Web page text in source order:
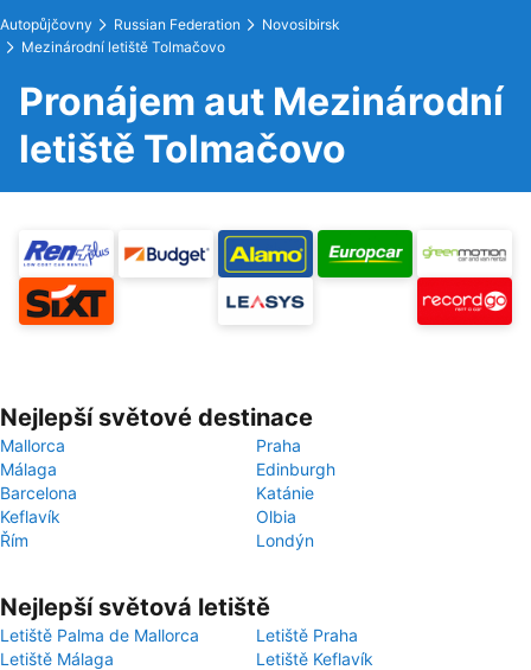
Autopůjčovny Russian Federation
Novosibirsk
Mezinárodní letiště Tolmačovo
Pronájem aut Mezinárodní
letiště Tolmačovo
Nejlepší světové destinace
Mallorca
Praha
Málaga
Edinburgh
Barcelona
Katánie
Keflavík
Olbia
Řím
Londýn
Nejlepší světová letiště
Letiště Palma de Mallorca
Letiště Praha
Letiště Málaga
Letiště Keflavík